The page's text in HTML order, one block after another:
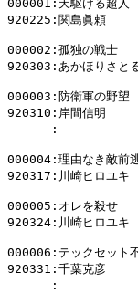
000001:天駆ける超人
920225:関島眞頼
000002:孤独の戦士
920303:あかほりさ
000003:防衛軍の野望
920310:岸間信明
:
000004:理由なき敵前
920317:川崎ヒ
000005:オレを殺せ
920324:川崎ヒ
000006:テックセット
920331:千葉克
: